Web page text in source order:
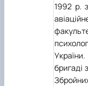
1992 р.
бригаді